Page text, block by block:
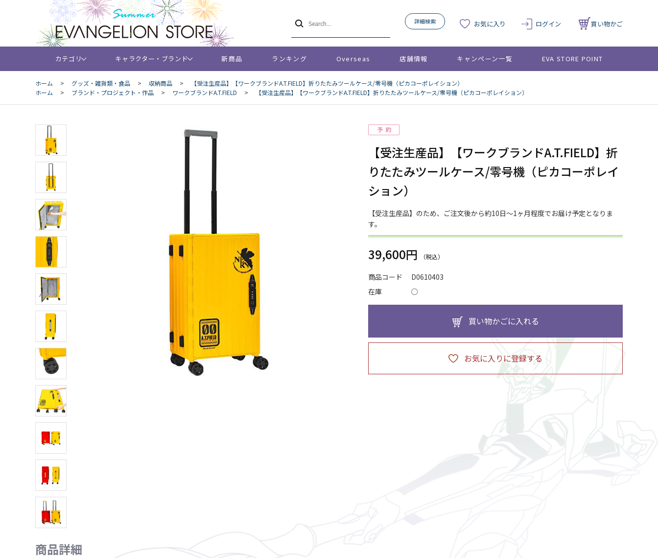
詳細検索 お気に入り ログイン 買い物かご
カテゴリ キャラクター・ブランド 新商品 ランキング Overseas 店舗情報 キャンペーン一覧 EVA STORE POINT
ホーム > グッズ・雑貨類・食品 > 収納商品 >
【受注生産品】【ワークブランドA.T.FIELD】折りたたみツールケース/零号機（ピカコーポレイション）
ホーム
> ブランド・プロジェクト・作品 > ワークブランドA.T.FIELD > 【受注生産品】【ワークブランドA.T.FIELD】折りたたみツールケース/零号機（ピカコーポレイション）
【受注生産品】のため、ご注文後から約10日～1ヶ月程度でお届け予定となりま
す。
【受注生産品】【ワークブランドA.T.FIELD】折
りたたみツールケース/零号機（ピカコーポレイ
ション）
39,600円
商品コード
D0610403
在庫
○
買い物かごに入れる
お気に入りに登録する
商品詳細